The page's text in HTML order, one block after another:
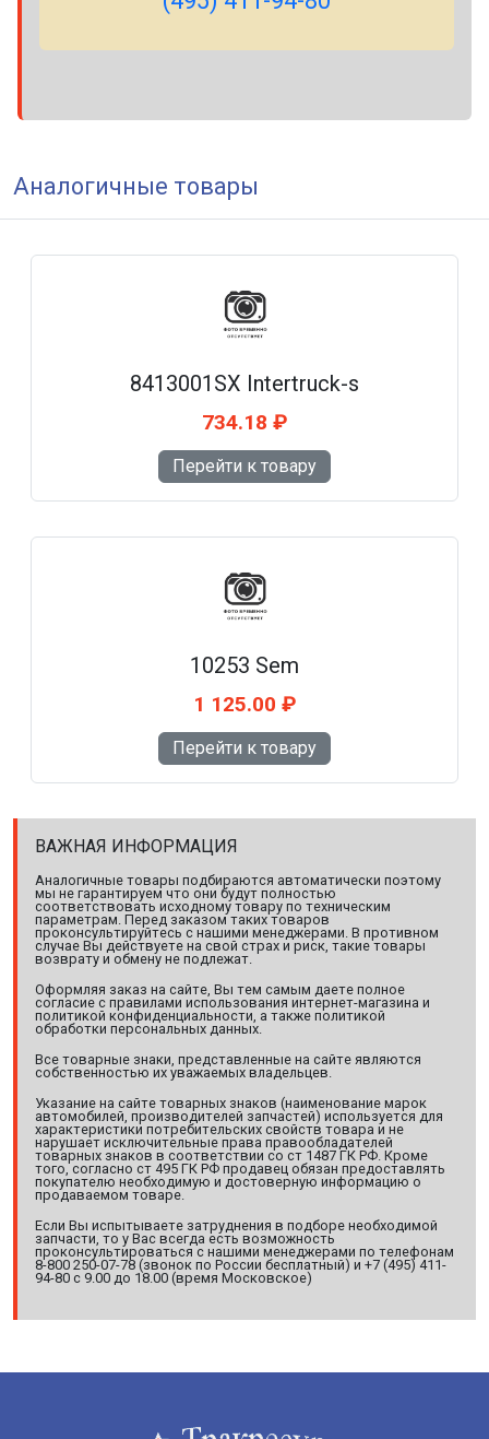
Аналогичные товары
8413001SX Intertruck-s
734.18 ₽
Перейти к товару
10253 Sem
1 125.00 ₽
Перейти к товару
ВАЖНАЯ ИНФОРМАЦИЯ
Аналогичные товары подбираются автоматически поэтому
мы не гарантируем что они будут полностью
соответствовать исходному товару по техническим
параметрам. Перед заказом таких товаров
проконсультируйтесь с нашими менеджерами. В противном
случае Вы действуете на свой страх и риск, такие товары
возврату и обмену не подлежат.
Оформляя заказ на сайте, Вы тем самым даете полное
согласие с правилами использования интернет-магазина и
политикой конфиденциальности, а также политикой
обработки персональных данных.
Все товарные знаки, представленные на сайте являются
собственностью их уважаемых владельцев.
Указание на сайте товарных знаков (наименование марок
автомобилей, производителей запчастей) используется для
характеристики потребительских свойств товара и не
нарушает исключительные права правообладателей
товарных знаков в соответствии со ст 1487 ГК РФ. Кроме
того, согласно ст 495 ГК РФ продавец обязан предоставлять
покупателю необходимую и достоверную информацию о
продаваемом товаре.
Если Вы испытываете затруднения в подборе необходимой
запчасти, то у Вас всегда есть возможность
проконсультироваться с нашими менеджерами по телефонам
8-800 250-07-78 (звонок по России бесплатный) и +7 (495) 411-
94-80 с 9.00 до 18.00 (время Московское)